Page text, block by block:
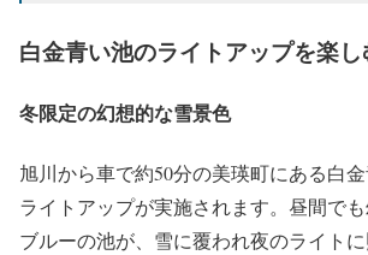
白金青い池のライトアップを楽し
冬限定の幻想的な雪景色
旭川から車で約50分の美瑛町にある白
ライトアップが実施されます。昼間で
ブルーの池が、雪に覆われ夜のライト